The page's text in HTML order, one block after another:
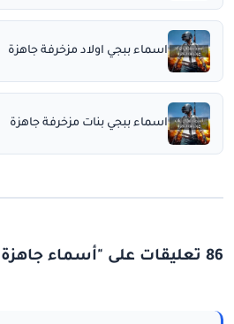
اسماء ببجي اولاد مزخرفة جاهزة
اسماء ببجي بنات مزخرفة جاهزة
86 تعليقات على "أسماء جاهزة"